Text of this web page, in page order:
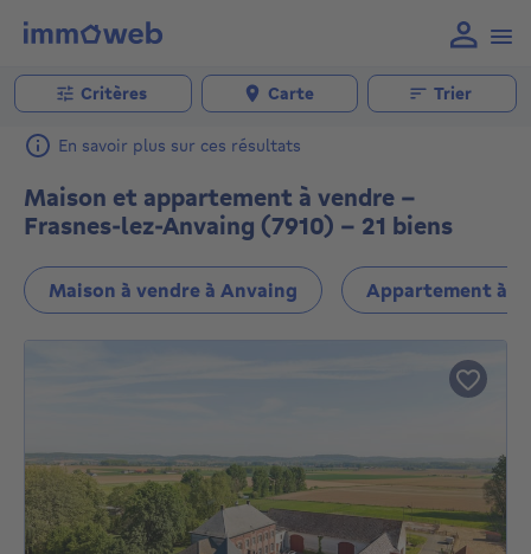
Critères Carte Trier
En savoir plus sur ces résultats
Maison et appartement à vendre -
Frasnes-lez-Anvaing (7910) - 21 biens
Maison à vendre à Anvaing Appartement à